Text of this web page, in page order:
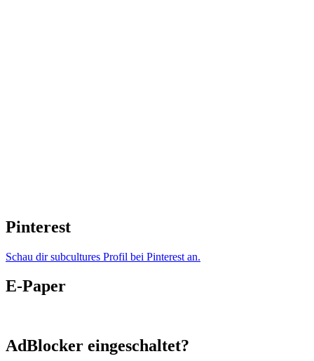
Pinterest
Schau dir subcultures Profil bei Pinterest an.
E-Paper
AdBlocker eingeschaltet?